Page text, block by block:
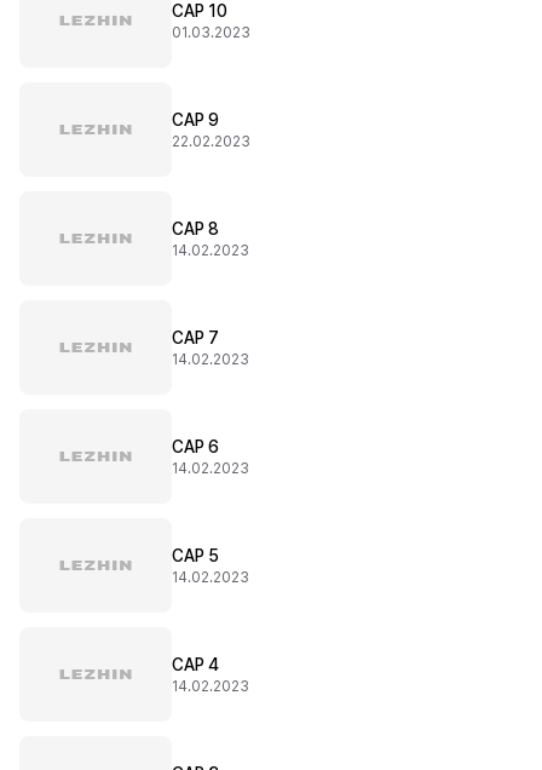
CAP 10
01.03.2023
CAP 9
22.02.2023
CAP 8
14.02.2023
CAP 7
14.02.2023
CAP 6
14.02.2023
CAP 5
14.02.2023
CAP 4
14.02.2023